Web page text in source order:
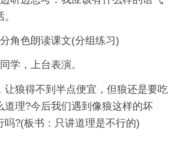
角色朗读课文(分组练习)
学，上台表演。
让狼得不到半点便宜，但狼还是要吃
道理?今后我们遇到像狼这样的坏
吗?(板书：只讲道理是不行的)